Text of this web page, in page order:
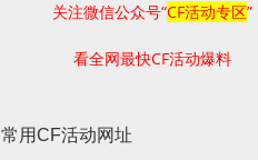
关注微信公众号“CF活动专区”
看全网最快CF活动爆料
常用CF活动网址